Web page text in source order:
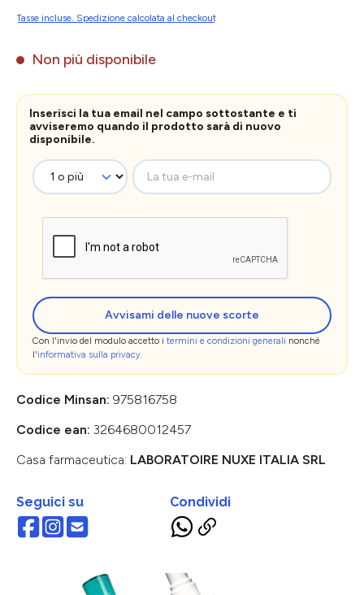
Tasse incluse. Spedizione calcolata al checkout
Non più disponibile
Inserisci la tua email nel campo sottostante e ti
avviseremo quando il prodotto sarà di nuovo
disponibile.
La tua e-mail
Avvisami delle nuove scorte
Con l'invio del modulo accetto i termini e condizioni generali nonché
l'informativa sulla privacy.
Codice Minsan: 975816758
Codice ean: 3264680012457
Casa farmaceutica: LABORATOIRE NUXE ITALIA SRL
Seguici su Condividi